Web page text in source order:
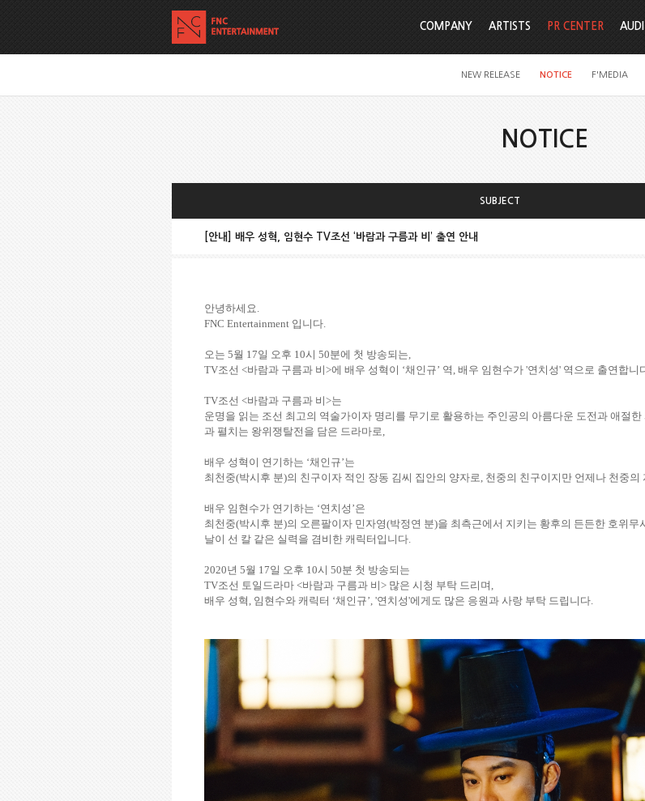
COMPANY ARTISTS PR CENTER
NEW RELEASE NOTICE F'MEDIA
NOTICE
SUBJECT
[안내] 배우 성혁, 임현수 TV조선 ‘바람과 구름과 비’ 출연 안내
안녕하세요.
FNC Entertainment 입니다.
오는 5월 17일 오후 10시 50분에 첫 방송되는,
TV조선 <바람과 구름과 비>에 배우 성혁이 ‘채인규’ 역 , 배우 임현수가 '연치성' 역으로 출연합니
TV조선 <바람과 구름과 비>는
운명을 읽는 조선 최고의 역술가이자 명리를 무기로 활용하는 주인공의 아름다운 도전과 애절한
과 펼치는 왕위쟁탈전을 담은 드라마로,
배우 성혁이 연기하는 ‘채인규’는
최천중(박시후 분)의 친구이자 적인 장동 김씨 집안의 양자로, 천중의 친구이지만 언제나 천중
배우 임현수가 연기하는 ‘연치성’은
최천중(박시후 분)의 오른팔이자 민자영(박정연 분)을 최측근에서 지키는 황후의 든든한 호위무
날이 선 칼 같은 실력을 겸비한 캐릭터입니다.
2020년 5월 17일 오후 10시 50분 첫 방송되는
TV조선 토일드라마 <바람과 구름과 비> 많은 시청 부탁 드리며 ,
배우 성혁 , 임현수와 캐릭터 ‘채인규’, '연치성'에게도 많은 응원과 사랑 부탁 드립니다.